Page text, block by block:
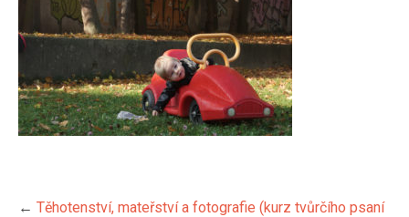
← Těhotenství, mateřství a fotografie (kurz tvůrčího psaní